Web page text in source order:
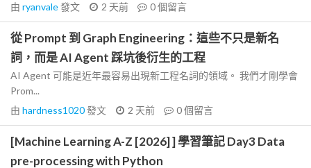
由 ryanvale發文 2 天前 0個留言
從 Prompt 到 Graph Engineering：這些不只是新名
詞，而是 AI Agent 踩坑後衍生的工程
AI Agent 可能是近年最容易出現新工程名詞的領域。 我們才剛學會
Prom...
由 hardness1020發文 2 天前 0個留言
[Machine Learning A-Z [2026] ] 學習筆記 Day3 Data
pre-processing with Python